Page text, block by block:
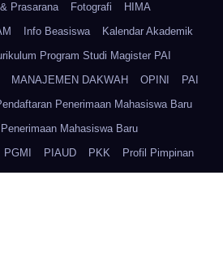
Prasarana
Fotografi
HIMA
Info Beasiswa
Kalendar Akademik
Program Studi Magister PAI
MANAJEMEN DAKWAH OPINI
PAI
Penerimaan Mahasiswa Baru
Mahasiswa Baru
PGMI PIAUD PKK
Profil Pimpinan